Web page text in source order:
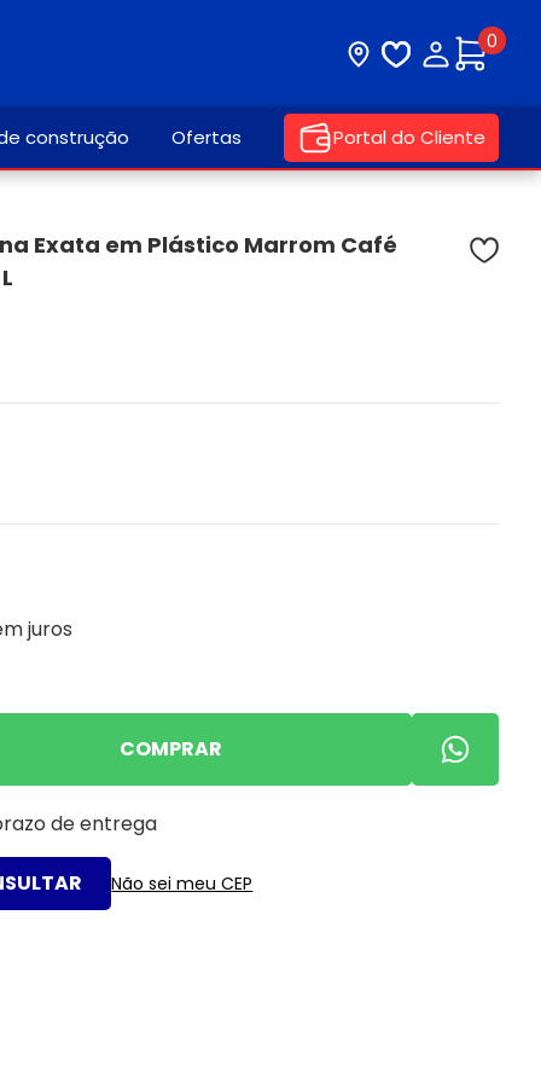
Visite nossa loja
Lista deMinha
0
construção Ofertas Portal do Cliente
Exata em Plástico Marrom Café
juros
COMPRAR
de entrega
Não sei meu CEP